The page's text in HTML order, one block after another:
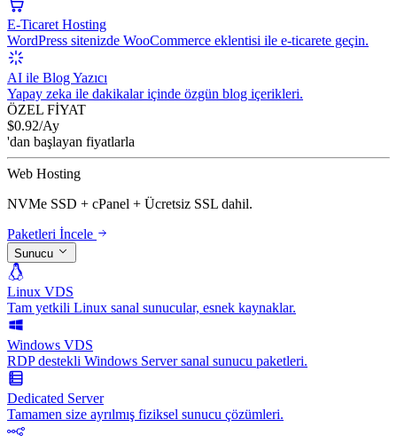
E-Ticaret Hosting
WordPress sitenizde WooCommerce eklentisi ile e-ticarete geçin.
AI ile Blog Yazıcı
Yapay zeka ile dakikalar içinde özgün blog içerikleri.
ÖZEL FİYAT
$0.92/Ay
'dan başlayan fiyatlarla
Web Hosting
NVMe SSD + cPanel + Ücretsiz SSL dahil.
Paketleri İncele
Sunucu
Linux VDS
Tam yetkili Linux sanal sunucular, esnek kaynaklar.
Windows VDS
RDP destekli Windows Server sanal sunucu paketleri.
Dedicated Server
Tamamen size ayrılmış fiziksel sunucu çözümleri.